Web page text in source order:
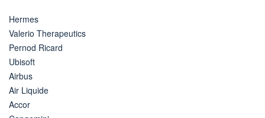
Hermes
Valerio Therapeutics
Pernod Ricard
Ubisoft
Airbus
Air Liquide
Accor